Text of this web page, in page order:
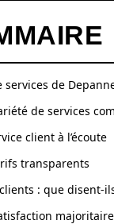
services de
de services
client à l’écoute
transparents
: que disent-
majoritaire